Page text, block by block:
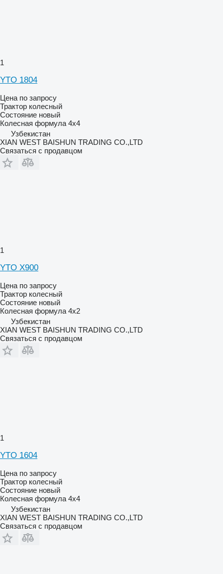
1
YTO 1804
Цена по запросу
Трактор колесный
Состояние новый
Колесная формула 4x4
Узбекистан
XIAN WEST BAISHUN TRADING CO.,LTD
Связаться с продавцом
1
YTO X900
Цена по запросу
Трактор колесный
Состояние новый
Колесная формула 4x2
Узбекистан
XIAN WEST BAISHUN TRADING CO.,LTD
Связаться с продавцом
1
YTO 1604
Цена по запросу
Трактор колесный
Состояние новый
Колесная формула 4x4
Узбекистан
XIAN WEST BAISHUN TRADING CO.,LTD
Связаться с продавцом